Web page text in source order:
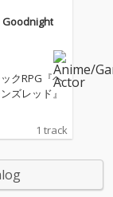
Goodnight
クRPG『ヘ
ズレッド』
1 track